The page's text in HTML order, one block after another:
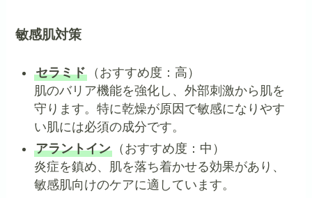
敏感肌対策
セラミド （おすすめ度：高）
肌のバリア機能を強化し、外部刺激から肌を
守ります。特に乾燥が原因で敏感になりやす
い肌には必須の成分です。
アラントイン （おすすめ度：中）
炎症を鎮め、肌を落ち着かせる効果があり、
敏感肌向けのケアに適しています。